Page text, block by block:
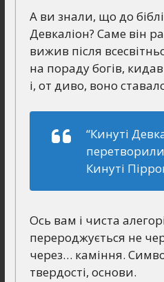
А ви знали, що до
Девкаліон? Саме він
вижив після
на порадy богів,
і, от диво, воно
“Кинуті
Кинуті
Ось вам і чиста
перероджується не
через… каміння.
твердості, основи.